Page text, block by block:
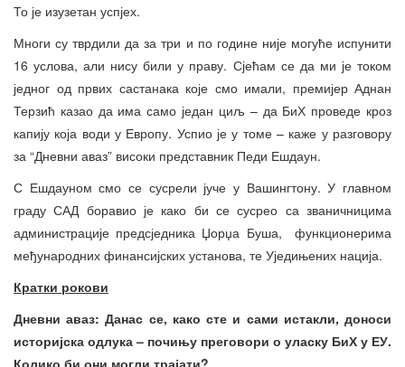
То је изузетан успјех.
Многи су тврдили да за три и по године није могуће испунити
16 услова, али нису били у праву. Сјећам се да ми је током
једног од првих састанака које смо имали, премијер Аднан
Терзић казао да има само један циљ – да БиХ проведе кроз
капију која води у Европу. Успио је у томе – каже у разговору
за “Дневни аваз” високи представник Педи Ешдаун.
С Ешдауном смо се сусрели јуче у Вашингтону. У главном
граду САД боравио је како би се сусрео са званичницима
администрације предсједника Џорџа Буша, функционерима
међународних финансијских установа, те Уједињених нација.
Кратки рокови
Дневни аваз: Данас се, како сте и сами истакли, доноси
историјска одлука – почињу преговори о уласку БиХ у ЕУ.
Колико би они могли трајати?